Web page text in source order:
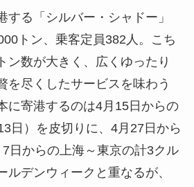
る「シルバー・シャドー」
トン、乗客定員382人。こち
ン数が大きく、広くゆったり
を尽くしたサービスを味わう
に寄港するのは4月15日からの
日）を皮切りに、4月27日から
日からの上海～東京の計3クル
ルデンウィークと重なるが、